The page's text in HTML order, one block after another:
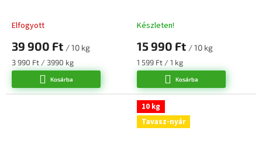
Elfogyott
39 900 Ft / 10 kg
Egységár:
3 990 Ft / 3990 kg
Kosárba
Készleten!
15 990 Ft / 10 kg
Egységár:
1 599 Ft / 1 kg
Kosárba
10 kg
Tavasz-nyár